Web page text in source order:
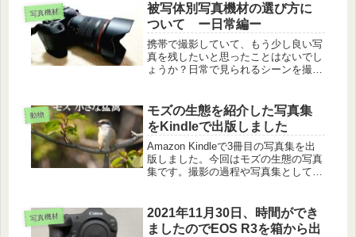
写真機材
被写体別写真機材の選び方に
ついて ー日常編ー
携帯で撮影していて、もう少し良い写
真を残したいと思ったことはないでし
ょうか？日常で見られるシーンを撮影
動物
モズの生態を紹介した写真集
をKindleで出版しました
Amazon Kindleで3冊目の写真集を出
版しました。今回はモズの生態の写真
集です。撮影の過程や写真集としての
写真機材
2021年11月30日、時間ができ
ましたのでEOS R3を箱から出